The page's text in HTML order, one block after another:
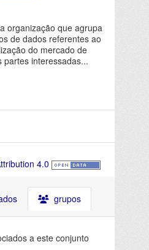
organização que agrupa
de dados referentes ao
do mercado de
partes interessadas...
4.0
grupos
a este conjunto